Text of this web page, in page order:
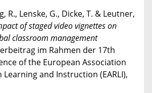
R., Lenske, G., Dicke, T. & Leutner,
of staged video vignettes on
classroom management
im Rahmen der 17th
of the European Association
and Instruction (EARLI),